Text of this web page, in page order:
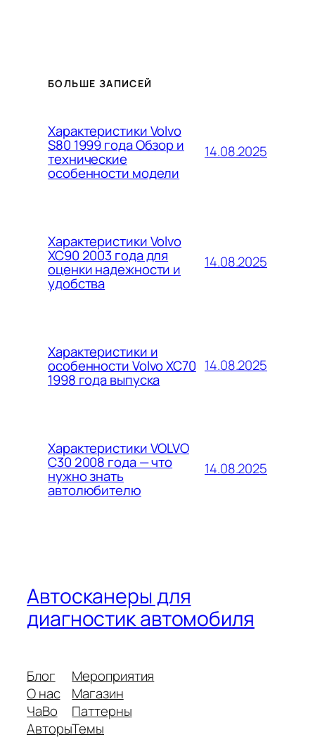
БОЛЬШЕ ЗАПИСЕЙ
Характеристики Volvo
S80 1999 года Обзор и
технические
особенности модели
14.08.2025
Характеристики Volvo
XC90 2003 года для
оценки надежности и
удобства
14.08.2025
Характеристики и
особенности Volvo XC70
1998 года выпуска
14.08.2025
Характеристики VOLVO
C30 2008 года — что
нужно знать
автолюбителю
14.08.2025
Автосканеры для
диагностик автомобиля
Блог
О нас
ЧаВо
Авторы
Мероприятия
Магазин
Паттерны
Темы